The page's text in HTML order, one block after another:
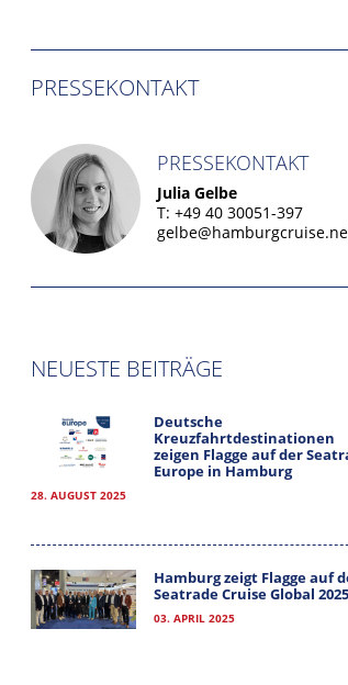
PRESSEKONTAKT
PRESSEKONTAKT
Julia Gelbe
T: +49 40 30051-397
NEUESTE BEITRÄGE
Deutsche
Kreuzfahrtdestinationen
zeigen Flagge auf der
Europe in Hamburg
28. AUGUST 2025
Hamburg zeigt Flagge auf
Seatrade Cruise Global 2025
03. APRIL 2025